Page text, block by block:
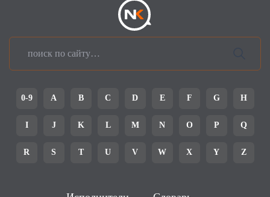
0-9 A B C D E F G H
I J K L M N O P Q
R S T U V W X Y Z